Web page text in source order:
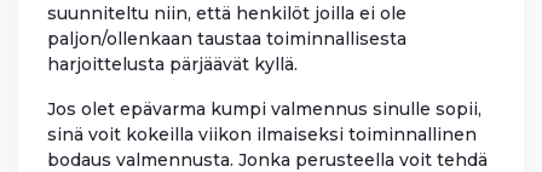
suunniteltu niin, että henkilöt joilla ei ole
paljon/ollenkaan taustaa toiminnallisesta
harjoittelusta pärjäävät kyllä.
Jos olet epävarma kumpi valmennus sinulle sopii,
sinä voit kokeilla viikon ilmaiseksi toiminnallinen
bodaus valmennusta. Jonka perusteella voit tehdä